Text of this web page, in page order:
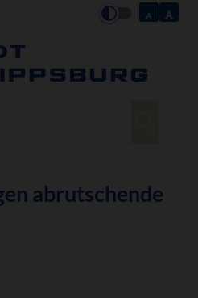
abrutschende